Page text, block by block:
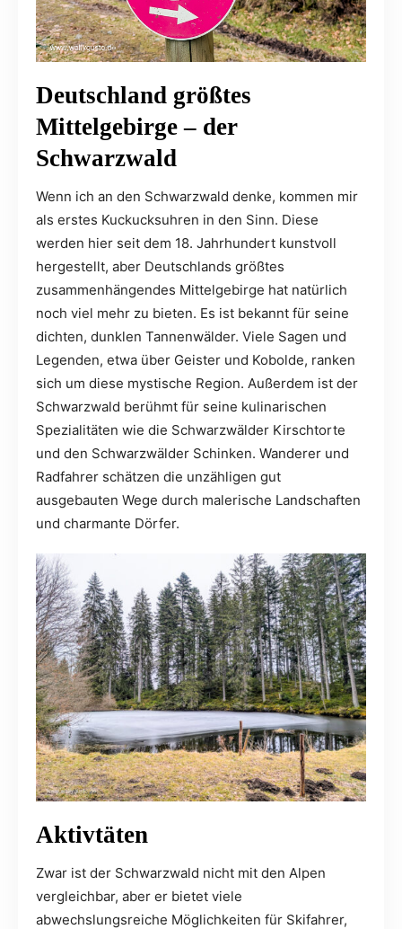
Deutschland größtes
Mittelgebirge – der
Schwarzwald
Wenn ich an den Schwarzwald denke, kommen mir
als erstes Kuckucksuhren in den Sinn. Diese
werden hier seit dem 18. Jahrhundert kunstvoll
hergestellt, aber Deutschlands größtes
zusammenhängendes Mittelgebirge hat natürlich
noch viel mehr zu bieten. Es ist bekannt für seine
dichten, dunklen Tannenwälder. Viele Sagen und
Legenden, etwa über Geister und Kobolde, ranken
sich um diese mystische Region. Außerdem ist der
Schwarzwald berühmt für seine kulinarischen
Spezialitäten wie die Schwarzwälder Kirschtorte
und den Schwarzwälder Schinken. Wanderer und
Radfahrer schätzen die unzähligen gut
ausgebauten Wege durch malerische Landschaften
und charmante Dörfer.
Aktivtäten
Zwar ist der Schwarzwald nicht mit den Alpen
vergleichbar, aber er bietet viele
abwechslungsreiche Möglichkeiten für Skifahrer,